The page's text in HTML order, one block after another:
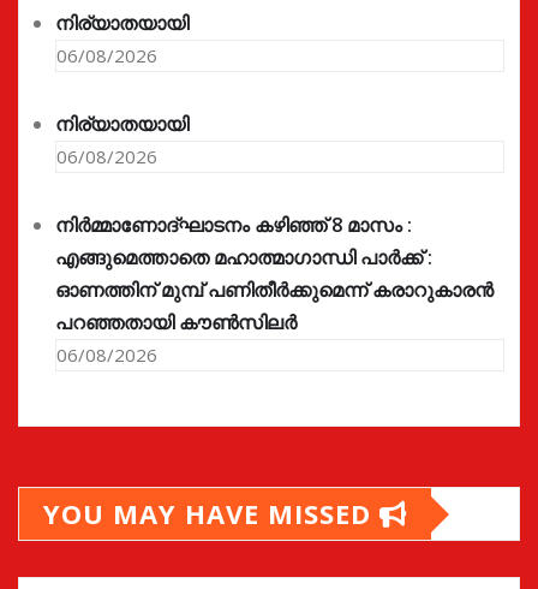
നിര്യാതയായി
06/08/2026
നിര്യാതയായി
06/08/2026
നിർമ്മാണോദ്ഘാടനം കഴിഞ്ഞ് 8 മാസം :
എങ്ങുമെത്താതെ മഹാത്മാഗാന്ധി പാർക്ക് :
ഓണത്തിന് മുമ്പ് പണിതീർക്കുമെന്ന് കരാറുകാരൻ
പറഞ്ഞതായി കൗൺസിലർ
06/08/2026
YOU MAY HAVE MISSED